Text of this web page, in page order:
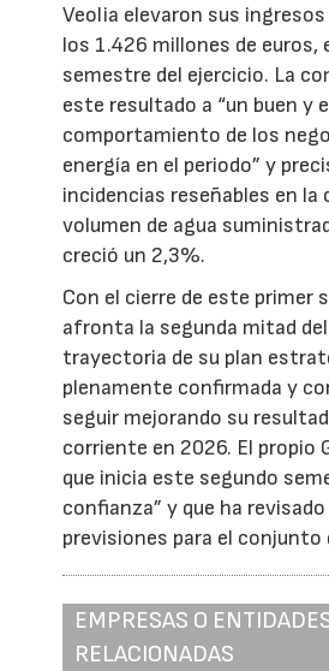
Veolia elevaron sus
los 1.426 millones de euros,
semestre del ejercicio. La
este resultado a “un buen y
comportamiento de los
energía en el periodo” y
incidencias reseñables en la
volumen de agua
creció un 2,3%.
Con el cierre de este primer
afronta la segunda mitad
trayectoria de su plan
plenamente confirmada y
seguir mejorando su
corriente en 2026. El propio
que inicia este segundo
confianza” y que ha
previsiones para el conjunto
EMPRESAS O
RELACIONADAS